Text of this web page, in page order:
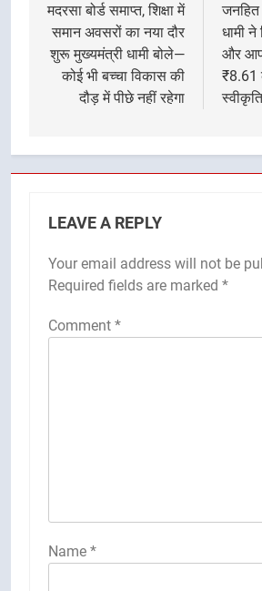
navigation
मदरसा बोर्ड समाप्त, शिक्षा में
समान अवसरों का नया दौर
शुरू मुख्यमंत्री धामी बोले—
कोई भी बच्चा विकास की
दौड़ में पीछे नहीं रहेगा
जनहित
धामी ने
और
₹8.61
LEAVE A REPLY
Your email address will not be
Required fields are marked *
Comment *
Name *